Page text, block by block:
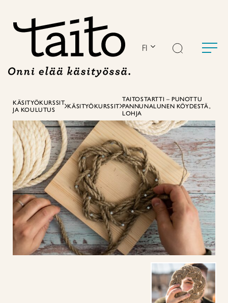
FI
KÄSITYÖKURSSIT
JA KOULUTUS
KÄSITYÖKURSSIT
TAITOSTARTTI – PUNOTTU
PANNUNALUNEN KÖYDESTÄ,
LOHJA